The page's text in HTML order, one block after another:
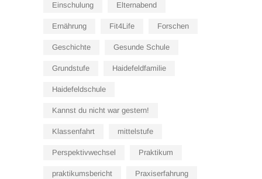
Einschulung Elternabend
Ernährung Fit4Life Forschen
Geschichte Gesunde Schule
Grundstufe Haidefeldfamilie
Haidefeldschule
Kannst du nicht war gestern!
Klassenfahrt mittelstufe
Perspektivwechsel Praktikum
praktikumsbericht Praxiserfahrung